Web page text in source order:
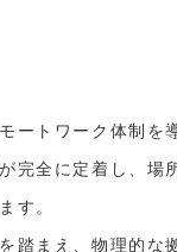
ートワーク体制を
完全に定着し、場
す。
踏まえ、物理的な